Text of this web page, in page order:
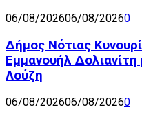
06/08/202606/08/20260
Δήμος Νότιας
Εμμανουήλ
Λούζη
06/08/202606/08/20260